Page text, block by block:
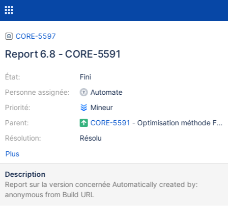
CORE-5597
Report 6.8 - CORE-5591
État:
Personne assignée:
Priorité:
Parent:
Résolution:
Fini
Automate
Mineur
CORE-5591 - Optimisation méthode
Résolu
Plus
Description
Report sur la version concernée Automatically created by:
anonymous from Build URL